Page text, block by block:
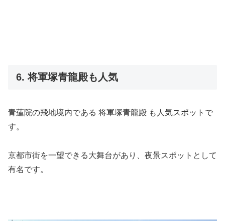
6. 将軍塚青龍殿も人気
青蓮院の飛地境内である 将軍塚青龍殿 も人気スポットで
す。
京都市街を一望できる大舞台があり、夜景スポットとして
有名です。